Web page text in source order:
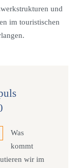
und
im touristischen
Was
kommt
wir im